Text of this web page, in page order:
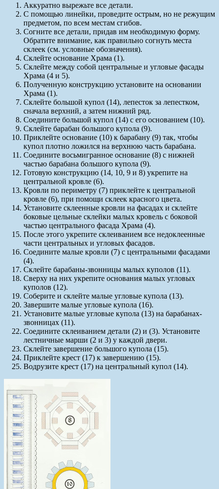
Аккуратно вырежьте все детали.
С помощью линейки, проведите острым, но не режущим
предметом, по всем местам сгибов.
Согните все детали, придав им необходимую форму.
Обратите внимание, как правильно согнуть места
склеек (см. условные обозначения).
Склейте основание Храма (1).
Склейте между собой центральные и угловые фасады
Храма (4 и 5).
Полученную конструкцию установите на основании
Храма (1).
Склейте большой купол (14), лепесток за лепестком,
сначала верхний, а затем нижний ряд.
Соедините большой купол (14) с его основанием (10).
Склейте барабан большого купола (9).
Приклейте основание (10) к барабану (9) так, чтобы
купол плотно ложился на верхнюю часть барабана.
Соедините восьмигранное основание (8) с нижней
частью барабана большого купола (9).
Готовую конструкцию (14, 10, 9 и 8) укрепите на
центральной кровле (6).
Кровли по периметру (7) приклейте к центральной
кровле (6), при помощи склеек красного цвета.
Установите склеенные кровли на фасадах и склейте
боковые цельные склейки малых кровель с боковой
частью центрального фасада Храма (4).
После этого укрепите склеиванием все недоклеенные
части центральных и угловых фасадов.
Соедините малые кровли (7) с центральными фасадами
(4).
Склейте барабаны-звонницы малых куполов (11).
Сверху на них укрепите основания малых угловых
куполов (12).
Соберите и склейте малые угловые купола (13).
Завершите малые угловые купола (16).
Установите малые угловые купола (13) на барабанах-
звонницах (11).
Соедините склеиванием детали (2) и (3). Установите
лестничные марши (2 и 3) у каждой двери.
Склейте завершение большого купола (15).
Приклейте крест (17) к завершению (15).
Водрузите крест (17) на центральный купол (14).